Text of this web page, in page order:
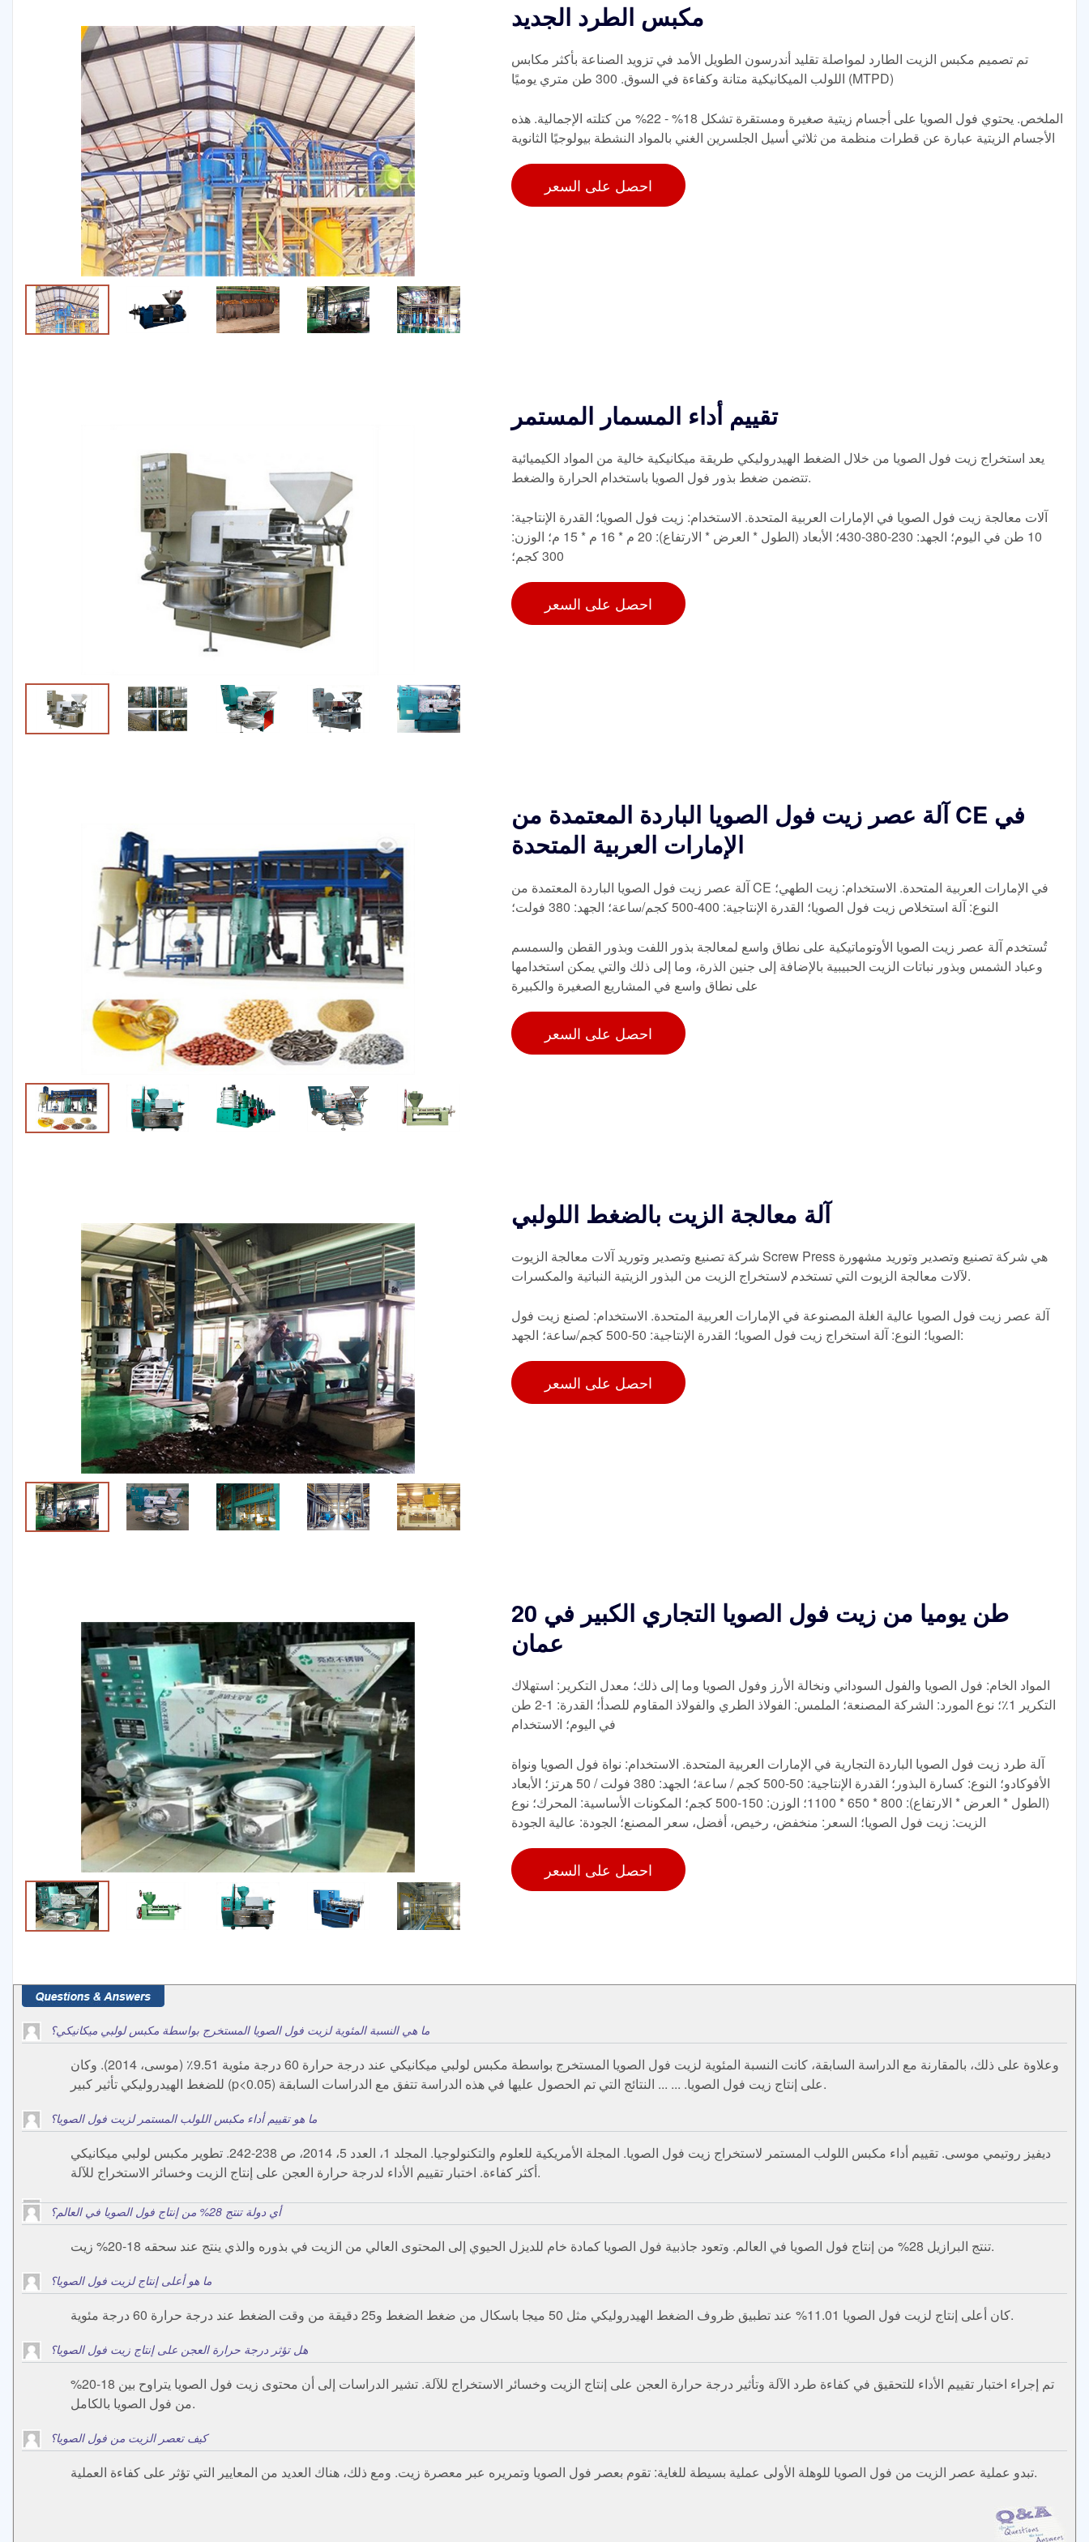
مكبس الطرد الجديد
تم تصميم مكبس الزيت الطارد لمواصلة تقليد أندرسون الطويل الأمد في تزويد الصناعة بأكثر مكابس
اللولب الميكانيكية متانة وكفاءة في السوق. 300 طن متري يوميًا (MTPD)
الملخص. يحتوي فول الصويا على أجسام زيتية صغيرة ومستقرة تشكل 18% - 22% من كتلته الإجمالية. هذه
الأجسام الزيتية عبارة عن قطرات منظمة من ثلاثي أسيل الجلسرين الغني بالمواد النشطة بيولوجيًا الثانوية
احصل على السعر
تقييم أداء المسمار المستمر
يعد استخراج زيت فول الصويا من خلال الضغط الهيدروليكي طريقة ميكانيكية خالية من المواد الكيميائية
تتضمن ضغط بذور فول الصويا باستخدام الحرارة والضغط.
آلات معالجة زيت فول الصويا في الإمارات العربية المتحدة. الاستخدام: زيت فول الصويا؛ القدرة الإنتاجية:
10 طن في اليوم؛ الجهد: 230-380-430؛ الأبعاد (الطول * العرض * الارتفاع): 20 م * 16 م * 15 م؛ الوزن:
300 كجم؛
احصل على السعر
آلة عصر زيت فول الصويا الباردة المعتمدة من CE في
الإمارات العربية المتحدة
آلة عصر زيت فول الصويا الباردة المعتمدة من CE في الإمارات العربية المتحدة. الاستخدام: زيت الطهي؛
النوع: آلة استخلاص زيت فول الصويا؛ القدرة الإنتاجية: 400-500 كجم/ساعة؛ الجهد: 380 فولت؛
تُستخدم آلة عصر زيت الصويا الأوتوماتيكية على نطاق واسع لمعالجة بذور اللفت وبذور القطن والسمسم
وعباد الشمس وبذور نباتات الزيت الحبيبية بالإضافة إلى جنين الذرة، وما إلى ذلك والتي يمكن استخدامها
على نطاق واسع في المشاريع الصغيرة والكبيرة
احصل على السعر
آلة معالجة الزيت بالضغط اللولبي
شركة تصنيع وتصدير وتوريد آلات معالجة الزيوت Screw Press هي شركة تصنيع وتصدير وتوريد مشهورة
لآلات معالجة الزيوت التي تستخدم لاستخراج الزيت من البذور الزيتية النباتية والمكسرات.
آلة عصر زيت فول الصويا عالية الغلة المصنوعة في الإمارات العربية المتحدة. الاستخدام: لصنع زيت فول
الصويا؛ النوع: آلة استخراج زيت فول الصويا؛ القدرة الإنتاجية: 50-500 كجم/ساعة؛ الجهد:
احصل على السعر
20 طن يوميا من زيت فول الصويا التجاري الكبير في
عمان
المواد الخام: فول الصويا والفول السوداني ونخالة الأرز وفول الصويا وما إلى ذلك؛ معدل التكرير: استهلاك
التكرير 1٪؛ نوع المورد: الشركة المصنعة؛ الملمس: الفولاذ الطري والفولاذ المقاوم للصدأ؛ القدرة: 1-2 طن
في اليوم؛ الاستخدام
آلة طرد زيت فول الصويا الباردة التجارية في الإمارات العربية المتحدة. الاستخدام: نواة فول الصويا ونواة
الأفوكادو؛ النوع: كسارة البذور؛ القدرة الإنتاجية: 50-500 كجم / ساعة؛ الجهد: 380 فولت / 50 هرتز؛ الأبعاد
(الطول * العرض * الارتفاع): 800 * 650 * 1100؛ الوزن: 150-500 كجم؛ المكونات الأساسية: المحرك؛ نوع
الزيت: زيت فول الصويا؛ السعر: منخفض، رخيص، أفضل، سعر المصنع؛ الجودة: عالية الجودة
احصل على السعر
ما هي النسبة المئوية لزيت فول الصويا المستخرج بواسطة مكبس لولبي ميكانيكي؟
وعلاوة على ذلك، بالمقارنة مع الدراسة السابقة، كانت النسبة المئوية لزيت فول الصويا المستخرج بواسطة مكبس لولبي ميكانيكي عند درجة حرارة 60 درجة مئوية 9.51٪ (موسى، 2014). وكان
للضغط الهيدروليكي تأثير كبير (p<0.05) على إنتاج زيت فول الصويا. ... ... النتائج التي تم الحصول عليها في هذه الدراسة تتفق مع الدراسات السابقة.
ما هو تقييم أداء مكبس اللولب المستمر لزيت فول الصويا؟
ديفيز روتيمي موسى. تقييم أداء مكبس اللولب المستمر لاستخراج زيت فول الصويا. المجلة الأمريكية للعلوم والتكنولوجيا. المجلد 1، العدد 5، 2014، ص 238-242. تطوير مكبس لولبي ميكانيكي
أكثر كفاءة. اختبار تقييم الأداء لدرجة حرارة العجن على إنتاج الزيت وخسائر الاستخراج للآلة.
أي دولة تنتج 28% من إنتاج فول الصويا في العالم؟
تنتج البرازيل 28% من إنتاج فول الصويا في العالم. وتعود جاذبية فول الصويا كمادة خام للديزل الحيوي إلى المحتوى العالي من الزيت في بذوره والذي ينتج عند سحقه 18-20% زيت.
ما هو أعلى إنتاج لزيت فول الصويا؟
كان أعلى إنتاج لزيت فول الصويا 11.01% عند تطبيق ظروف الضغط الهيدروليكي مثل 50 ميجا باسكال من ضغط الضغط و25 دقيقة من وقت الضغط عند درجة حرارة 60 درجة مئوية.
هل تؤثر درجة حرارة العجن على إنتاج زيت فول الصويا؟
تم إجراء اختبار تقييم الأداء للتحقيق في كفاءة طرد الآلة وتأثير درجة حرارة العجن على إنتاج الزيت وخسائر الاستخراج للآلة. تشير الدراسات إلى أن محتوى زيت فول الصويا يتراوح بين 18-20%
من فول الصويا بالكامل.
كيف تعصر الزيت من فول الصويا؟
تبدو عملية عصر الزيت من فول الصويا للوهلة الأولى عملية بسيطة للغاية: تقوم بعصر فول الصويا وتمريره عبر معصرة زيت. ومع ذلك، هناك العديد من المعايير التي تؤثر على كفاءة العملية.